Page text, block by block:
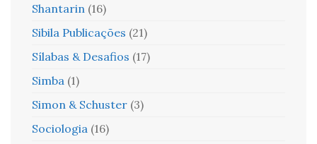
Shantarin (16)
Sibila Publicações (21)
Sílabas & Desafios (17)
Simba (1)
Simon & Schuster (3)
Sociologia (16)